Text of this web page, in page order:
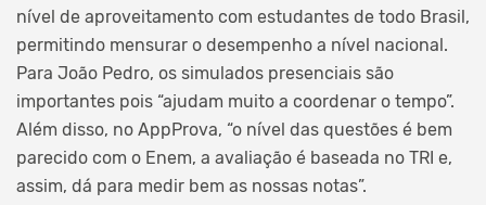
nível de aproveitamento com estudantes de todo Brasil,
permitindo mensurar o desempenho a nível nacional.
Para João Pedro, os simulados presenciais são
importantes pois “ajudam muito a coordenar o tempo”.
Além disso, no AppProva, “o nível das questões é bem
parecido com o Enem, a avaliação é baseada no TRI e,
assim, dá para medir bem as nossas notas”.